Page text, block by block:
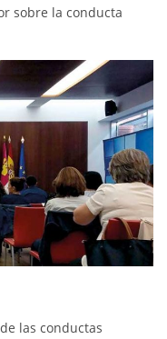
sobre la conducta
las conductas